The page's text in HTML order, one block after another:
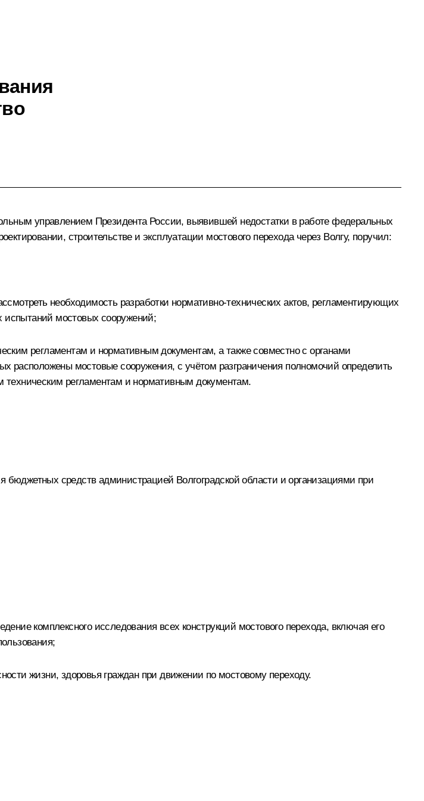
управлением Президента России, выявившей недостатки в работе федеральных
строительстве и эксплуатации мостового перехода через Волгу, поручил:
необходимость разработки нормативно-технических актов, регламентирующих
испытаний мостовых сооружений;
регламентам и нормативным документам, а также совместно с органами
расположены мостовые сооружения, с учётом разграничения полномочий определить
регламентам и нормативным документам.
средств администрацией Волгоградской области и организациями при
комплексного исследования всех конструкций мостового перехода, включая его
жизни, здоровья граждан при движении по мостовому переходу.